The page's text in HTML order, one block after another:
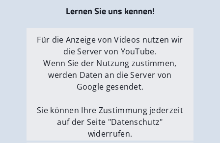
Lernen Sie uns kennen!
Für die Anzeige von Videos nutzen wir
die Server von YouTube.
Wenn Sie der Nutzung zustimmen,
werden Daten an die Server von
Google gesendet.
Sie können Ihre Zustimmung jederzeit
auf der Seite "Datenschutz"
widerrufen.